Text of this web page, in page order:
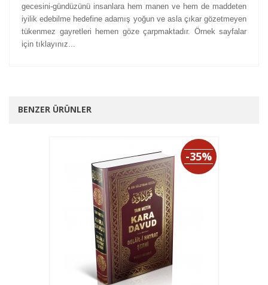
gecesini-gündüzünü insanlara hem manen ve hem de maddeten
iyilik edebilme hedefine adamış yoğun ve asla çıkar gözetmeyen
tükenmez gayretleri hemen göze çarpmaktadır. Örnek sayfalar
için tıklayınız...
BENZER ÜRÜNLER
-35%